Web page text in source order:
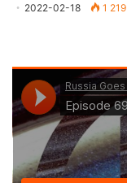
2022-02-18 1 219